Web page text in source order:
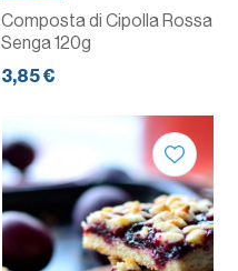
Composta di Cipolla Rossa
Senga 120g
3,85 €
QUANTITÀ